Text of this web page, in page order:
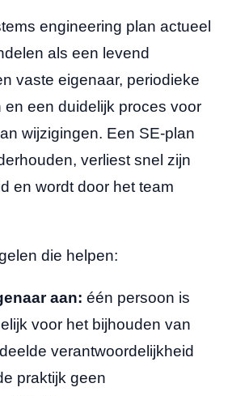
engineering plan actueel
als een levend
vaste eigenaar, periodieke
en een duidelijk proces voor
wijzigingen. Een SE-plan
verliest snel zijn
en wordt door het team
die helpen:
aan: één persoon is
voor het bijhouden van
verantwoordelijkheid
praktijk geen